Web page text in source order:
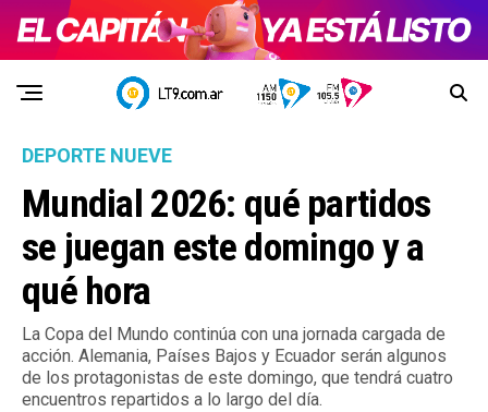
DEPORTE NUEVE
Mundial 2026: qué partidos
se juegan este domingo y a
qué hora
La Copa del Mundo continúa con una jornada cargada de
acción. Alemania, Países Bajos y Ecuador serán algunos
de los protagonistas de este domingo, que tendrá cuatro
encuentros repartidos a lo largo del día.